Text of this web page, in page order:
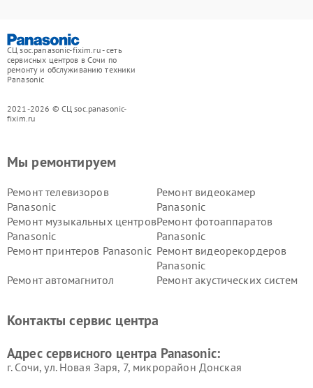
СЦ soc.panasonic-fixim.ru - сеть
сервисных центров в Сочи по
ремонту и обслуживанию техники
Panasonic
2021-2026 © СЦ soc.panasonic-
fixim.ru
Мы ремонтируем
Ремонт телевизоров
Panasonic
Ремонт видеокамер
Panasonic
Ремонт музыкальных центров
Panasonic
Ремонт фотоаппаратов
Panasonic
Ремонт принтеров Panasonic Ремонт видеорекордеров
Panasonic
Ремонт автомагнитол
Ремонт акустических систем
панелей Panasonic
Контакты сервис центра
Адрес сервисного центра Panasonic:
г. Сочи, ул. Новая Заря, 7, микрорайон Донская